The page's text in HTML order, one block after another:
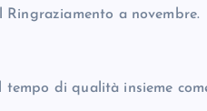
a novembre.
di qualità insieme